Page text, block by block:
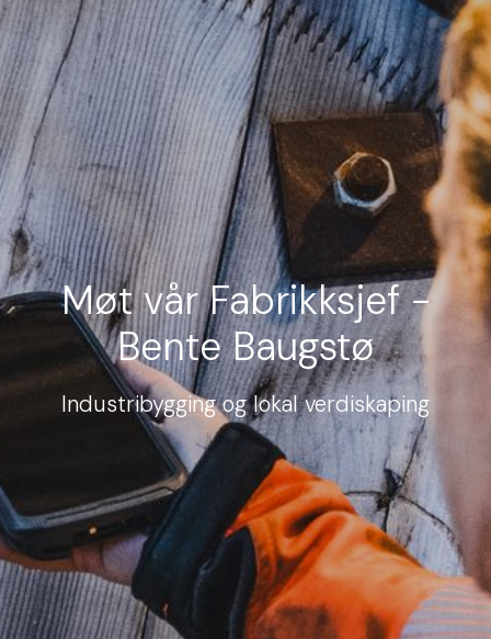
Møt vår Fabrikksjef -
Bente Baugstø
Industribygging og lokal verdiskaping